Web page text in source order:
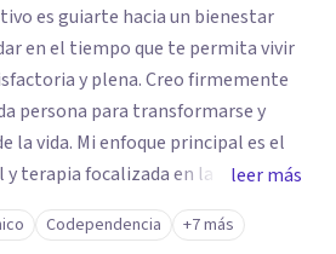
es guiarte hacia un bienestar
en el tiempo que te permita vivir
y plena. Creo firmemente
persona para transformarse y
la vida. Mi enfoque principal es el
terapia focalizada en la emoción
que me permite
como única y aplicar un
leer más
Codependencia +7 más